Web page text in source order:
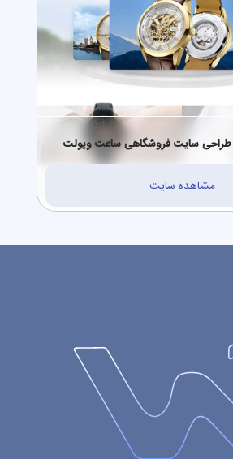
طراحی سایت فروشگاهی ساعت ویولت
مشاهده سایت